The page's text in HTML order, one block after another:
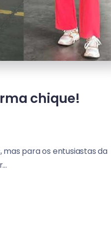
chique!
para os entusiastas da